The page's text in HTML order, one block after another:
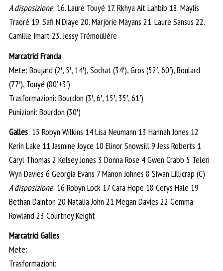
A disposizione: 16. Laure Touyé 17. Rkhya Ait Lahbib 18. Maylis
Traoré 19. Safi N’Diaye 20. Marjorie Mayans 21. Laure Sansus 22.
Camille Imart 23. Jessy Trémoulière
Marcatrici Francia
Mete: Boujard (2′, 5′, 14′), Sochat (34′), Gros (52′, 60′), Boulard
(77′), Touyé (80’+3′)
Trasformazioni: Bourdon (3′, 6′, 15′, 35′, 61′)
Punizioni: Bourdon (30′)
Galles: 15 Robyn Wilkins 14 Lisa Neumann 13 Hannah Jones 12
Kerin Lake 11 Jasmine Joyce 10 Elinor Snowsill 9 Jess Roberts 1
Caryl Thomas 2 Kelsey Jones 3 Donna Rose 4 Gwen Crabb 5 Teleri
Wyn Davies 6 Georgia Evans 7 Manon Johnes 8 Siwan Lillicrap (C)
A disposizione: 16 Robyn Lock 17 Cara Hope 18 Cerys Hale 19
Bethan Dainton 20 Natalia John 21 Megan Davies 22 Gemma
Rowland 23 Courtney Keight
Marcatrici Galles
Mete:
Trasformazioni: